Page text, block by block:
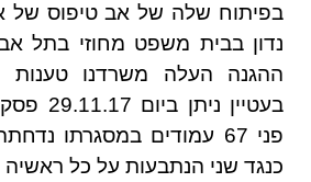
בפיתוח שלה של אב טיפוס של
נדון בבית משפט מחוזי בתל
ההגנה העלה משרדנו טענות
בעטיין
פני 67 עמודים במסגרתו
כנגד שני הנתבעות על כל ראשיה